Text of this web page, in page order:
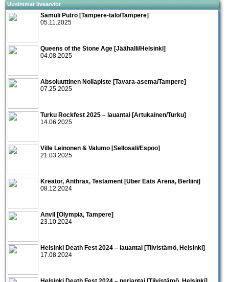
Uusimmat livearviot
Samuli Putro [Tampere-talo/Tampere]
05.11.2025
Queens of the Stone Age [Jäähalli/Helsinki]
04.08.2025
Absoluuttinen Nollapiste [Tavara-asema/Tampere]
07.25.2025
Turku Rockfest 2025 – lauantai [Artukainen/Turku]
14.06.2025
Ville Leinonen & Valumo [Sellosali/Espoo]
21.03.2025
Kreator, Anthrax, Testament [Uber Eats Arena, Berliini]
08.12.2024
Anvil [Olympia, Tampere]
23.10.2024
Helsinki Death Fest 2024 – lauantai [Tiivistämö, Helsinki]
17.08.2024